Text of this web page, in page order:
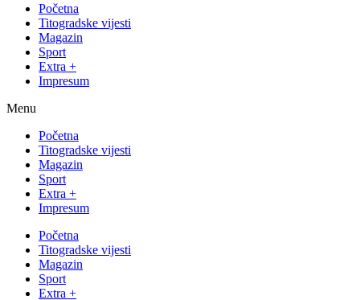
Početna
Titogradske vijesti
Magazin
Sport
Extra +
Impresum
Menu
Početna
Titogradske vijesti
Magazin
Sport
Extra +
Impresum
Početna
Titogradske vijesti
Magazin
Sport
Extra +